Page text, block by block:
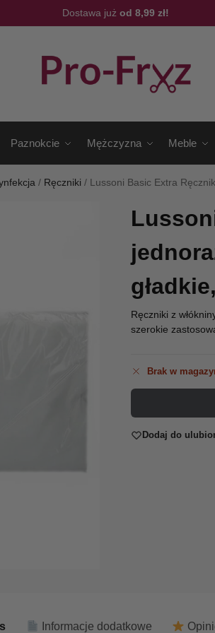
Dostawa już od 8,99 zł!
Paznokcie Mężczyzna Meble
/ Ręczniki / Lussoni Basic Extra
Ręczniki z
szerokie
Brak w
Dodaj do
Informacje dodatkowe